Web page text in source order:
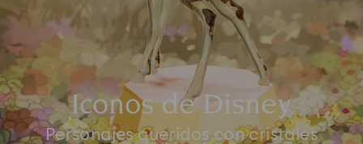
Iconos de Disney
Personajes queridos con cristales